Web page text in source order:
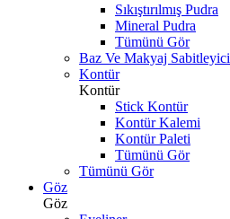
Sıkıştırılmış Pudra
Mineral Pudra
Tümünü Gör
Baz Ve Makyaj Sabitleyici
Kontür
Kontür
Stick Kontür
Kontür Kalemi
Kontür Paleti
Tümünü Gör
Tümünü Gör
Göz
Göz